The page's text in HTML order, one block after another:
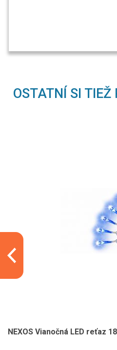
OSTATNÍ SI TIEŽ
NEXOS Vianočná LED reťaz